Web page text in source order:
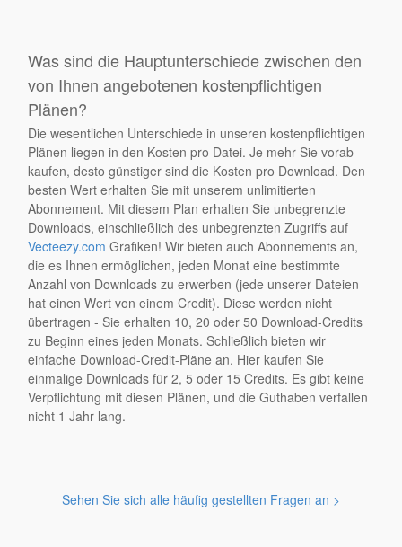
Was sind die Hauptunterschiede zwischen den
von Ihnen angebotenen kostenpflichtigen
Plänen?
Die wesentlichen Unterschiede in unseren kostenpflichtigen
Plänen liegen in den Kosten pro Datei. Je mehr Sie vorab
kaufen, desto günstiger sind die Kosten pro Download. Den
besten Wert erhalten Sie mit unserem unlimitierten
Abonnement. Mit diesem Plan erhalten Sie unbegrenzte
Downloads, einschließlich des unbegrenzten Zugriffs auf
Vecteezy.com Grafiken! Wir bieten auch Abonnements an,
die es Ihnen ermöglichen, jeden Monat eine bestimmte
Anzahl von Downloads zu erwerben (jede unserer Dateien
hat einen Wert von einem Credit). Diese werden nicht
übertragen - Sie erhalten 10, 20 oder 50 Download-Credits
zu Beginn eines jeden Monats. Schließlich bieten wir
einfache Download-Credit-Pläne an. Hier kaufen Sie
einmalige Downloads für 2, 5 oder 15 Credits. Es gibt keine
Verpflichtung mit diesen Plänen, und die Guthaben verfallen
nicht 1 Jahr lang.
Sehen Sie sich alle häufig gestellten Fragen an >